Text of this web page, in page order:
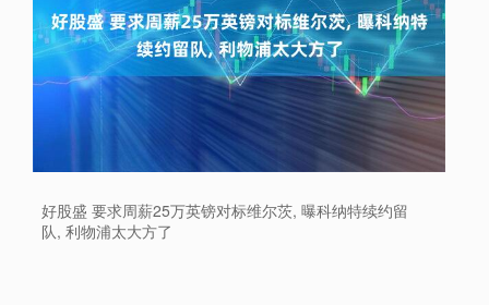
好股盛 要求周薪25万英镑对标维尔茨, 曝科纳特续约留
队, 利物浦太大方了